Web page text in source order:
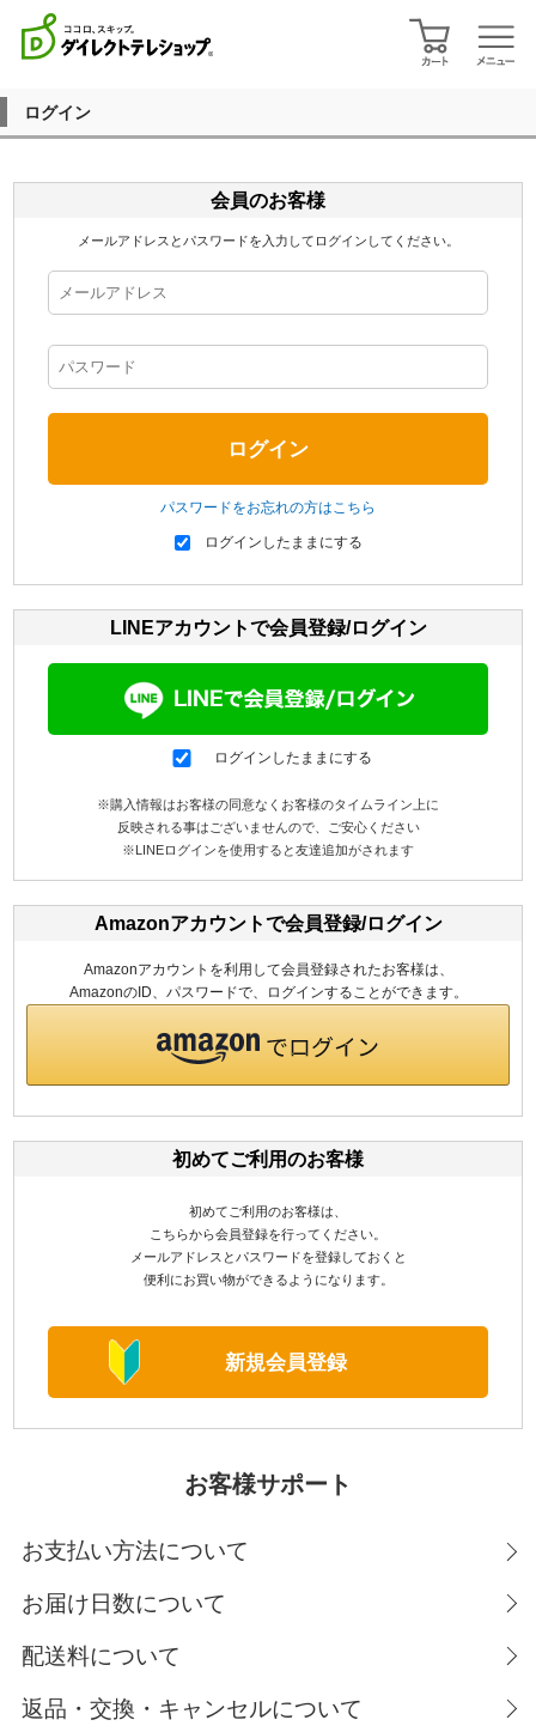
ログイン
会員のお客様
メールアドレスとパスワードを入力してログインしてください。
パスワードをお忘れの方はこちら
ログインしたままにする
LINEアカウントで会員登録/ログイン
ログインしたままにする
※購入情報はお客様の同意なくお客様のタイムライン上に
反映される事はございませんので、ご安心ください
※LINEログインを使用すると友達追加がされます
Amazonアカウントで会員登録/ログイン
Amazonアカウントを利用して会員登録されたお客様は、
AmazonのID、パスワードで、ログインすることができます。
初めてご利用のお客様
初めてご利用のお客様は、
こちらから会員登録を行ってください。
メールアドレスとパスワードを登録しておくと
便利にお買い物ができるようになります。
お客様サポート
お支払い方法について
お届け日数について
配送料について
返品・交換・キャンセルについて